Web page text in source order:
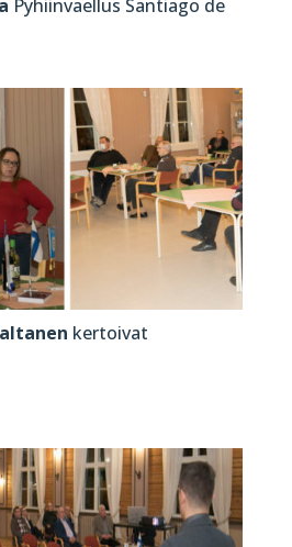
Pyhiinvaellus Santiago de
kertoivat